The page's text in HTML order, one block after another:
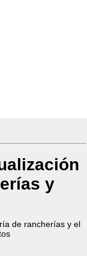
y
de rancherías y el